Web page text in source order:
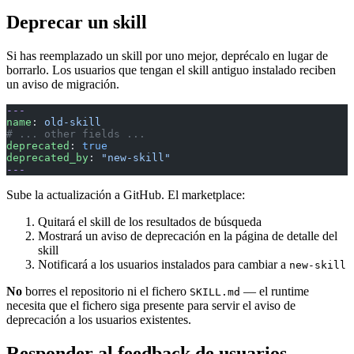
Deprecar un skill
Si has reemplazado un skill por uno mejor, deprécalo en lugar de
borrarlo. Los usuarios que tengan el skill antiguo instalado reciben
un aviso de migración.
---
name : old-skill
# ... other fields ...
deprecated : true
deprecated_by :
"new-skill"
---
Sube la actualización a GitHub. El marketplace:
Quitará el skill de los resultados de búsqueda
Mostrará un aviso de deprecación en la página de detalle del
skill
Notificará a los usuarios instalados para cambiar a new-skill
No borres el repositorio ni el fichero SKILL.md — el runtime
necesita que el fichero siga presente para servir el aviso de
deprecación a los usuarios existentes.